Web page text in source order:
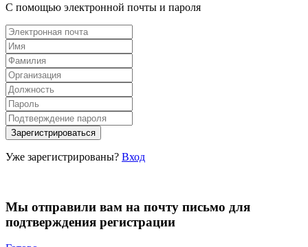
С помощью электронной почты и пароля
Уже зарегистрированы? Вход
Мы отправили вам на почту письмо для
подтверждения регистрации